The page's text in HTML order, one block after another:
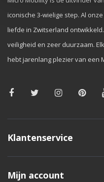
iconische 3-wielige step. Al
liefde in Zwitserland
veiligheid en zeer duurzaam.
hebt jarenlang plezier van een
Klantenservice
Mijn account